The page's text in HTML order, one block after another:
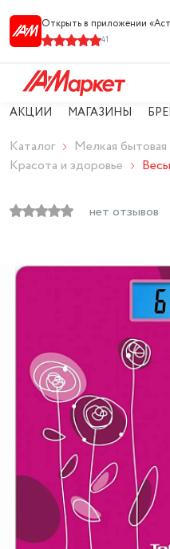
Открыть в приложении
41
АКЦИИ МАГАЗИНЫ
Каталог
Мелкая бытовая
Красота и здоровье
нет отзывов